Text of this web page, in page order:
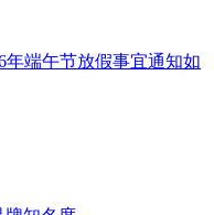
端午节放假事宜通知如